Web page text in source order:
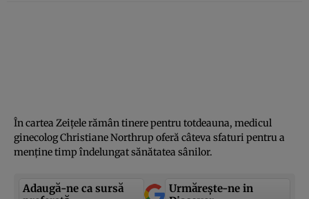
În cartea Zeiţele rămân tinere pentru totdeauna, medicul
ginecolog Christiane Northrup oferă câteva sfaturi pentru a
menţine timp îndelungat sănătatea sânilor.
Adaugă-ne ca sursă
Urmărește-ne in